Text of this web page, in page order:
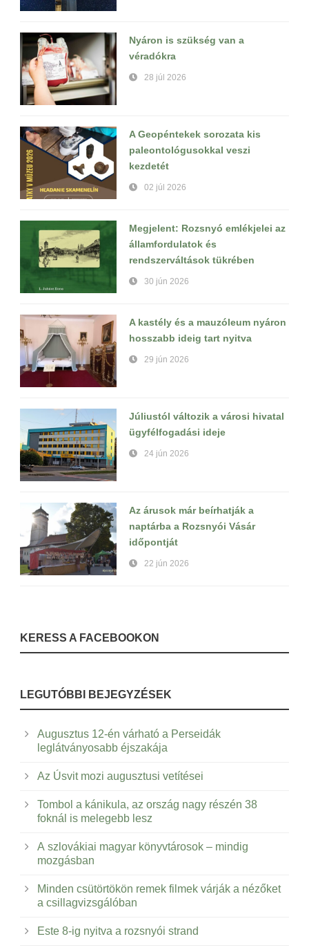
Nyáron is szükség van a
véradókra
28 júl 2026
A Geopéntekek sorozata kis
paleontológusokkal veszi
kezdetét
02 júl 2026
Megjelent: Rozsnyó emlékjelei az
államfordulatok és
rendszerváltások tükrében
30 jún 2026
A kastély és a mauzóleum nyáron
hosszabb ideig tart nyitva
29 jún 2026
Júliustól változik a városi hivatal
ügyfélfogadási ideje
24 jún 2026
Az árusok már beírhatják a
naptárba a Rozsnyói Vásár
időpontját
22 jún 2026
KERESS A FACEBOOKON
LEGUTÓBBI BEJEGYZÉSEK
Augusztus 12-én várható a Perseidák
leglátványosabb éjszakája
Az Úsvit mozi augusztusi vetítései
Tombol a kánikula, az ország nagy részén 38
foknál is melegebb lesz
A szlovákiai magyar könyvtárosok – mindig
mozgásban
Minden csütörtökön remek filmek várják a nézőket
a csillagvizsgálóban
Este 8-ig nyitva a rozsnyói strand